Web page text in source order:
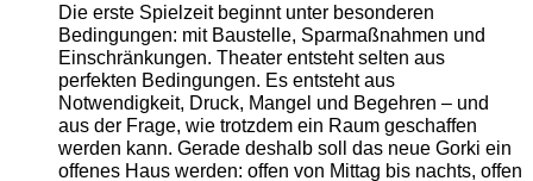
Die erste Spielzeit beginnt unter besonderen
Bedingungen: mit Baustelle, Sparmaßnahmen und
Einschränkungen. Theater entsteht selten aus
perfekten Bedingungen. Es entsteht aus
Notwendigkeit, Druck, Mangel und Begehren – und
aus der Frage, wie trotzdem ein Raum geschaffen
werden kann. Gerade deshalb soll das neue Gorki ein
offenes Haus werden: offen von Mittag bis nachts, offen